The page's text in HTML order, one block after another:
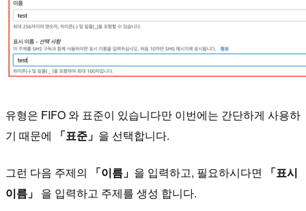
유형은 FIFO 와 표준이 있습니다만 이번에는 간단하게 사용하
기 때문에
「표준」 을 선택합니다.
그런 다음 주제의 「이름」 을 입력하고, 필요하시다면
「표시
이름」 을 입력하고 주제를 생성 합니다.